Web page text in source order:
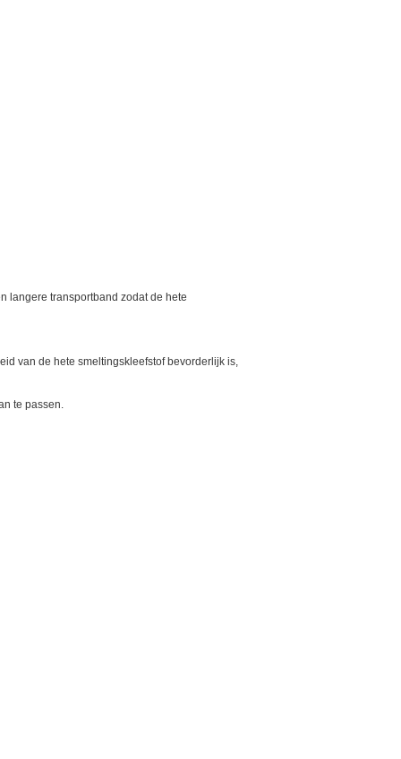
langere transportband zodat de hete
van de hete smeltingskleefstof bevorderlijk is,
te passen.